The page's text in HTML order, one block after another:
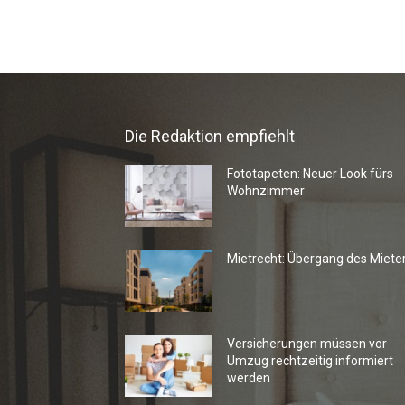
Die Redaktion empfiehlt
Fototapeten: Neuer Look fürs
Wohnzimmer
Mietrecht: Übergang des
Versicherungen müssen vor
Umzug rechtzeitig informiert
werden